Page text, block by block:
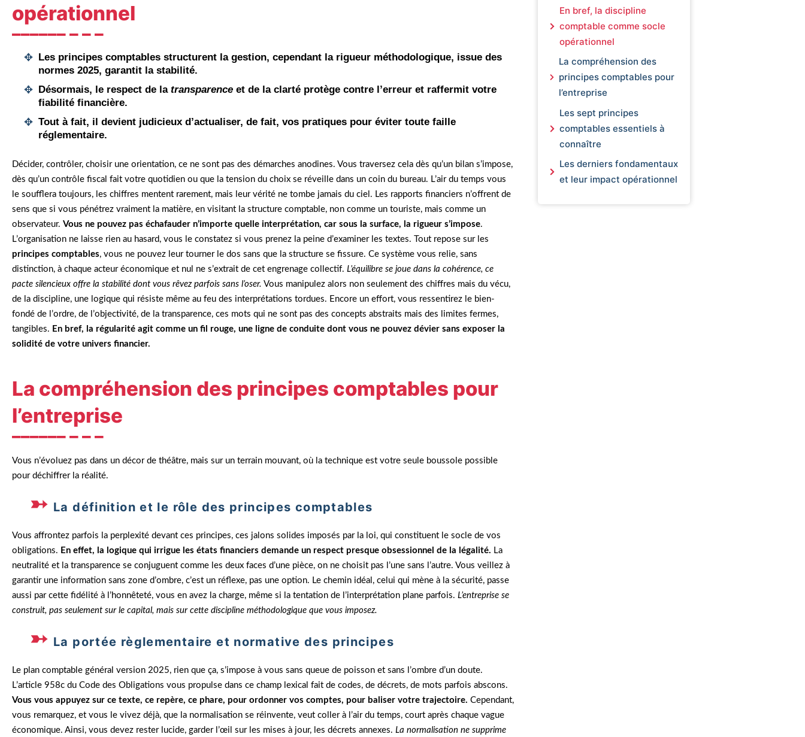
opérationnel
Les principes comptables structurent la gestion, cependant la rigueur méthodologique, issue des
normes 2025, garantit la stabilité.
Désormais, le respect de la transparence et de la clarté protège contre l’erreur et raffermit votre
fiabilité financière.
Tout à fait, il devient judicieux d’actualiser, de fait, vos pratiques pour éviter toute faille
réglementaire.
Décider, contrôler, choisir une orientation, ce ne sont pas des démarches anodines. Vous traversez cela dès qu’un bilan s’impose,
dès qu’un contrôle fiscal fait votre quotidien ou que la tension du choix se réveille dans un coin du bureau. L’air du temps vous
le soufflera toujours, les chiffres mentent rarement, mais leur vérité ne tombe jamais du ciel. Les rapports financiers n’offrent de
sens que si vous pénétrez vraiment la matière, en visitant la structure comptable, non comme un touriste, mais comme un
observateur. Vous ne pouvez pas échafauder n’importe quelle interprétation, car sous la surface, la rigueur s’impose.
L’organisation ne laisse rien au hasard, vous le constatez si vous prenez la peine d’examiner les textes. Tout repose sur les
principes comptables, vous ne pouvez leur tourner le dos sans que la structure se fissure. Ce système vous relie, sans
distinction, à chaque acteur économique et nul ne s’extrait de cet engrenage collectif. L’équilibre se joue dans la cohérence, ce
pacte silencieux offre la stabilité dont vous rêvez parfois sans l’oser. Vous manipulez alors non seulement des chiffres mais du vécu,
de la discipline, une logique qui résiste même au feu des interprétations tordues. Encore un effort, vous ressentirez le bien-
fondé de l’ordre, de l’objectivité, de la transparence, ces mots qui ne sont pas des concepts abstraits mais des limites fermes,
tangibles. En bref, la régularité agit comme un fil rouge, une ligne de conduite dont vous ne pouvez dévier sans exposer la
solidité de votre univers financier.
La compréhension des principes comptables pour
l’entreprise
Vous n’évoluez pas dans un décor de théâtre, mais sur un terrain mouvant, où la technique est votre seule boussole possible
pour déchiffrer la réalité.
La définition et le rôle des principes comptables
Vous affrontez parfois la perplexité devant ces principes, ces jalons solides imposés par la loi, qui constituent le socle de vos
obligations. En effet, la logique qui irrigue les états financiers demande un respect presque obsessionnel de la légalité. La
neutralité et la transparence se conjuguent comme les deux faces d’une pièce, on ne choisit pas l’une sans l’autre. Vous veillez à
garantir une information sans zone d’ombre, c’est un réflexe, pas une option. Le chemin idéal, celui qui mène à la sécurité, passe
aussi par cette fidélité à l’honnêteté, vous en avez la charge, même si la tentation de l’interprétation plane parfois. L’entreprise se
construit, pas seulement sur le capital, mais sur cette discipline méthodologique que vous imposez.
La portée règlementaire et normative des principes
Le plan comptable général version 2025, rien que ça, s’impose à vous sans queue de poisson et sans l’ombre d’un doute.
L’article 958c du Code des Obligations vous propulse dans ce champ lexical fait de codes, de décrets, de mots parfois abscons.
Vous vous appuyez sur ce texte, ce repère, ce phare, pour ordonner vos comptes, pour baliser votre trajectoire. Cependant,
vous remarquez, et vous le vivez déjà, que la normalisation se réinvente, veut coller à l’air du temps, court après chaque vague
économique. Ainsi, vous devez rester lucide, garder l’œil sur les mises à jour, les décrets annexes. La normalisation ne supprime
En bref, la discipline
comptable comme socle
opérationnel
La compréhension des
principes comptables pour
l’entreprise
Les sept principes
comptables essentiels à
connaître
Les derniers fondamentaux
et leur impact opérationnel